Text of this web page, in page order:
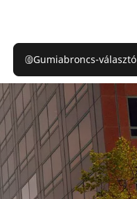
Gumiabroncs-választó